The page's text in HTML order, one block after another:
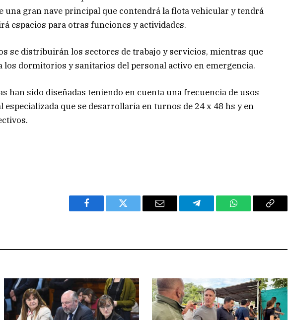
una gran nave principal que contendrá la flota vehicular y tendrá
espacios para otras funciones y actividades.
se distribuirán los sectores de trabajo y servicios, mientras que
los dormitorios y sanitarios del personal activo en emergencia.
han sido diseñadas teniendo en cuenta una frecuencia de usos
especializada que se desarrollaría en turnos de 24 x 48 hs y en
Facebook Twitter Email Telegram WhatsAppCopy